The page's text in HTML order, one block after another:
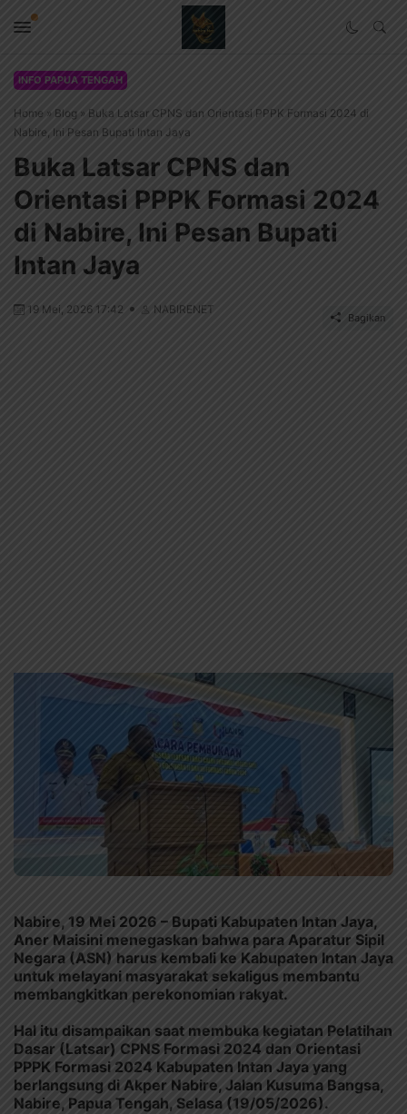
INFO PAPUA TENGAH
Home » Blog » Buka Latsar CPNS dan Orientasi PPPK Formasi 2024 di
Nabire, Ini Pesan Bupati Intan Jaya
Buka Latsar CPNS dan
Orientasi PPPK Formasi 2024
di Nabire, Ini Pesan Bupati
Intan Jaya
19 Mei, 2026 17:42 NABIRENET
Bagikan
Nabire, 19 Mei 2026 – Bupati Kabupaten Intan Jaya,
Aner Maisini menegaskan bahwa para Aparatur Sipil
Negara (ASN) harus kembali ke Kabupaten Intan Jaya
untuk melayani masyarakat sekaligus membantu
membangkitkan perekonomian rakyat.
Hal itu disampaikan saat membuka kegiatan Pelatihan
Dasar (Latsar) CPNS Formasi 2024 dan Orientasi
PPPK Formasi 2024 Kabupaten Intan Jaya yang
berlangsung di Akper Nabire, Jalan Kusuma Bangsa,
Nabire, Papua Tengah, Selasa (19/05/2026).